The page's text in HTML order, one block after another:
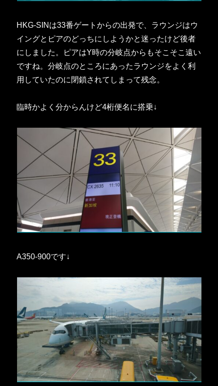
HKG-SINは33番ゲートからの出発で、ラウンジはウ
イングとピアのどっちにしようかと迷ったけど後者
にしました。ピアはY時の分岐点からもそこそこ遠い
ですね。分岐点のところにあったラウンジをよく利
用していたのに閉鎖されてしまって残念。
臨時かよく分からんけど4桁便名に搭乗↓
A350-900です↓